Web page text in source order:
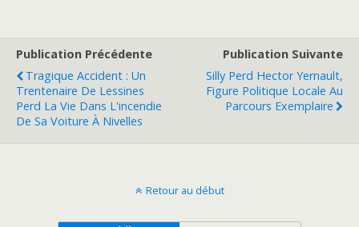
Publication Précédente
Tragique Accident : Un
Trentenaire De Lessines
Perd La Vie Dans L'incendie
De Sa Voiture À Nivelles
Publication Suivante
Silly Perd Hector Yernault,
Figure Politique Locale Au
Parcours Exemplaire
Retour au début